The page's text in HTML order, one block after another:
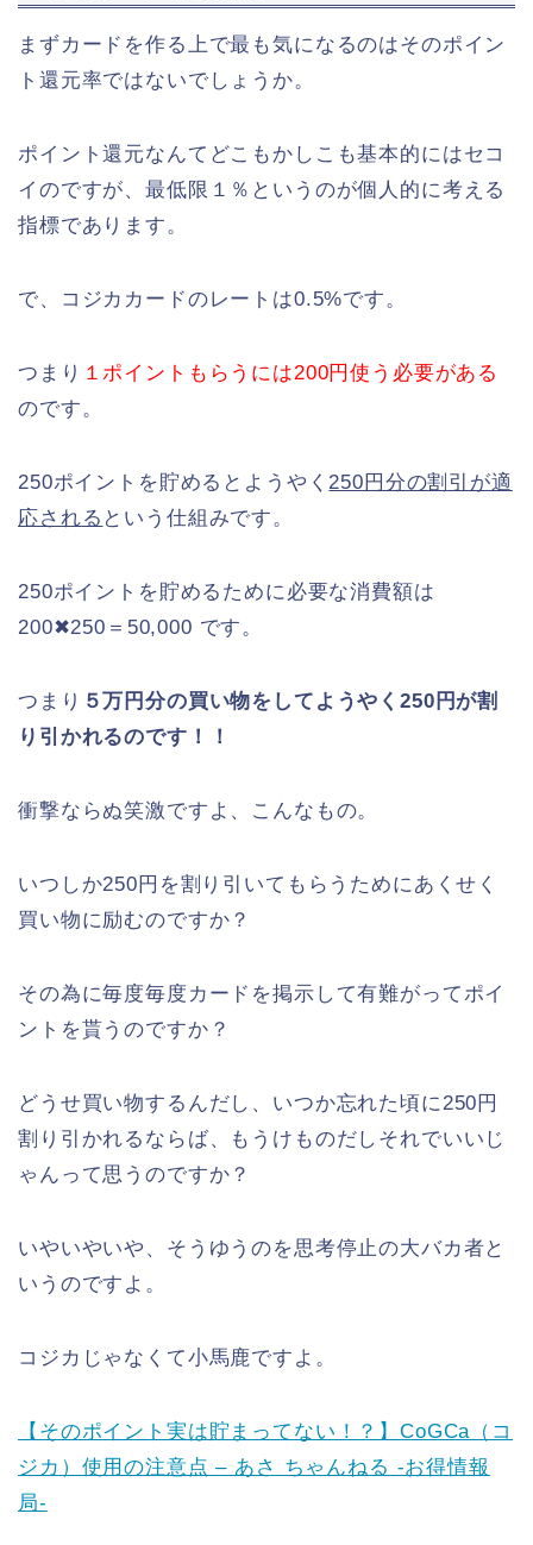
まずカードを作る上で最も気になるのはそのポイン
ト還元率ではないでしょうか。
ポイント還元なんてどこもかしこも基本的にはセコ
イのですが、最低限１％というのが個人的に考える
指標であります。
で、コジカカードのレートは0.5%です。
つまり １ポイントもらうには200円使う必要がある
のです。
250ポイントを貯めるとようやく 250円分の割引が適
応される という仕組みです。
250ポイントを貯めるために必要な消費額は
200✖250＝50,000 です。
つまり ５万円分の買い物をしてようやく250円が割
り引かれるのです！！
衝撃ならぬ笑激ですよ、こんなもの。
いつしか250円を割り引いてもらうためにあくせく
買い物に励むのですか？
その為に毎度毎度カードを掲示して有難がってポイ
ントを貰うのですか？
どうせ買い物するんだし、いつか忘れた頃に250円
割り引かれるならば、もうけものだしそれでいいじ
ゃんって思うのですか？
いやいやいや、そうゆうのを思考停止の大バカ者と
いうのですよ。
コジカじゃなくて小馬鹿ですよ。
【そのポイント実は貯まってない！？】CoGCa（コ
ジカ）使用の注意点 – あさ ちゃんねる -お得情報
局-